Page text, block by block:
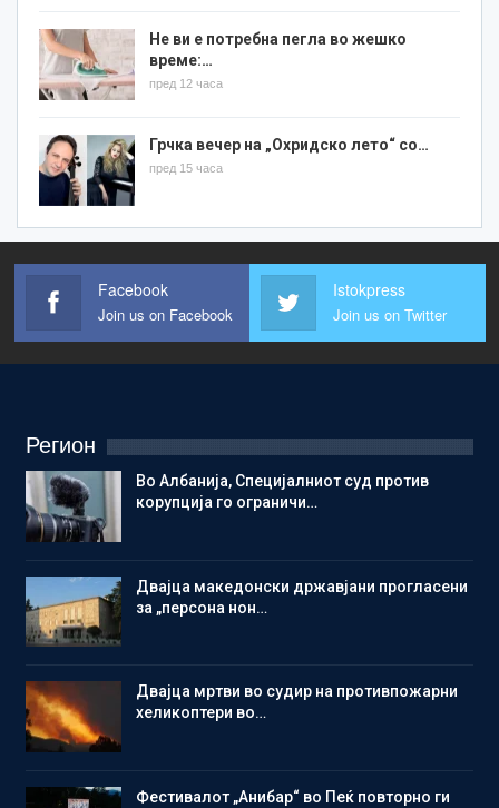
Не ви е потребна пегла во жешко
време:…
пред 12 часа
Грчка вечер на „Охридско лето“ со…
пред 15 часа
Facebook
Join us on Facebook
Istokpress
Join us on Twitter
Регион
Во Албанија, Специјалниот суд против
корупција го ограничи…
Двајца македонски државјани прогласени
за „персона нон…
Двајца мртви во судир на противпожарни
хеликоптери во…
Фестивалот „Анибар“ во Пеќ повторно ги